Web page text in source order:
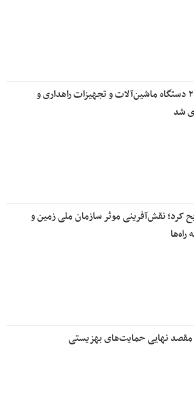
در سال‌جاری ۲۱۰ دستگاه ماشین‌آلات و تجهیزات راهداری و
شد
کرد؛ نقش‌آفرینی موثر سازمان ملی زمین و
مقصد نهایی حمایت‌های بهزیستی